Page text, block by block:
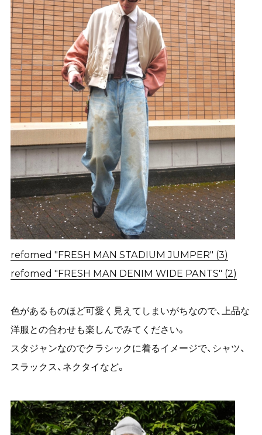
refomed "FRESH MAN STADIUM JUMPER" (3)
refomed "FRESH MAN DENIM WIDE PANTS" (2)
色があるものほど可愛く見えてしまいがちなので、上品な
洋服との合わせも楽しんでみてください。
スタジャンなのでクラシックに着るイメージで、シャツ、
スラックス、ネクタイなど。